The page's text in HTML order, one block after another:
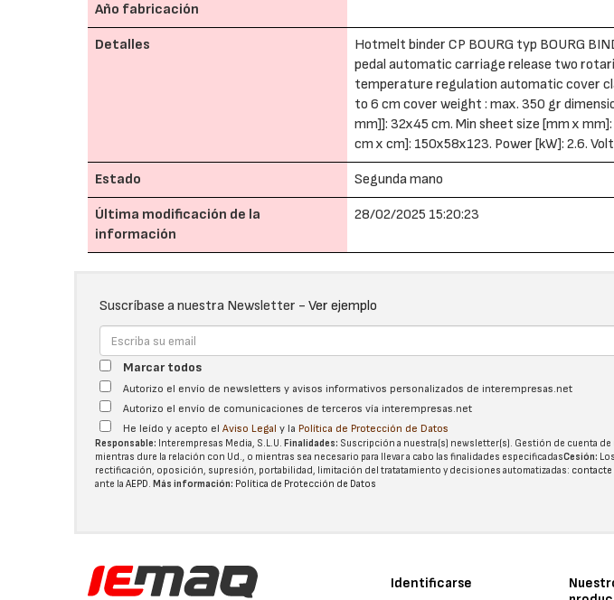
Año fabricación
Detalles
Hotmelt binder CP BOURG typ BOURG
pedal automatic carriage release two
temperature regulation automatic cover
to 6 cm cover weight : max. 350 gr
mm]]: 32x45 cm. Min sheet size [mm x
cm x cm]: 150x58x123. Power [kW]: 2.6.
Estado Segunda mano
Última modificación de la
información
28/02/2025 15:20:23
Suscríbase a nuestra Newsletter -Ver ejemplo
Marcar todos
Autorizo el envío de newsletters y avisos informativos personalizados de interempresas.net
Autorizo el envío de comunicaciones de terceros vía interempresas.net
He leído y acepto elAviso Legal y la Política de Protección de Datos
Responsable: Interempresas Media, S.L.U.Finalidades: Suscripción a nuestra(s) newsletter(s). Gestión de cuenta
mientras dure la relación con Ud., o mientras sea necesario para llevar a cabo las finalidades especificadasCesión:
rectificación, oposición, supresión, portabilidad, limitación del tratatamiento y decisiones automatizadas: contacte
ante laAEPD.Más información: Política de Protección de Datos
Identificarse